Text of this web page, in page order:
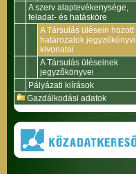
A szerv alaptevékenysége,
feladat- és hatásköre
A Társulás ülésein hozott
határozatok jegyzőkönyvi
kivonatai
A Társulás üléseinek
jegyzőkönyvei
Pályázati kiírások
Gazdálkodási adatok